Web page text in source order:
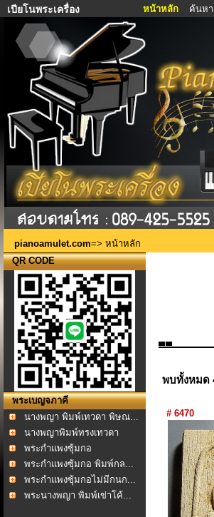
เปียโนพระเครื่อง หน้าหลัก ค้นหา
pianoamulet.com=> หน้าหลัก
QR CODE
พระเบญจภาคี
นางพญา พิมพ์เทวดา พิษณ...
นางพญาพิมพ์ทรงเทวดา
อกแ...พระกำแพงซุ้มกอ
พระกำแพงซุ้มกอ พิมพ์กล...
พระกำแพงซุ้มกอไม่มีกนก...
พระนางพญา พิมพ์เข่าโค้...
พบทั้งหมด
# 6470